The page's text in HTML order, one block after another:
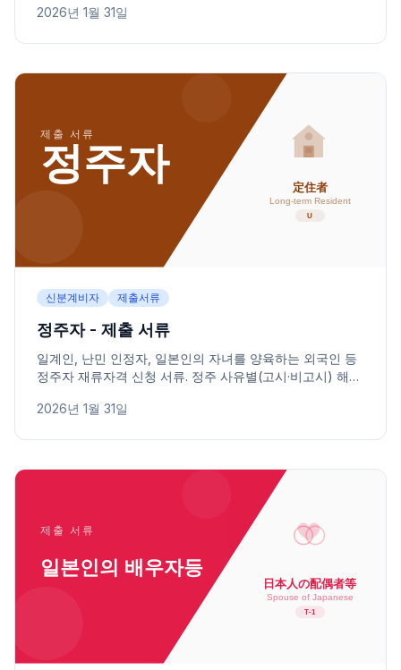
2026년 1월 31일
신분계비자 제출서류
정주자 - 제출 서류
일계인, 난민 인정자, 일본인의 자녀를 양육하는 외국인 등
정주자 재류자격 신청 서류. 정주 사유별(고시·비고시) 해당
2026년 1월 31일